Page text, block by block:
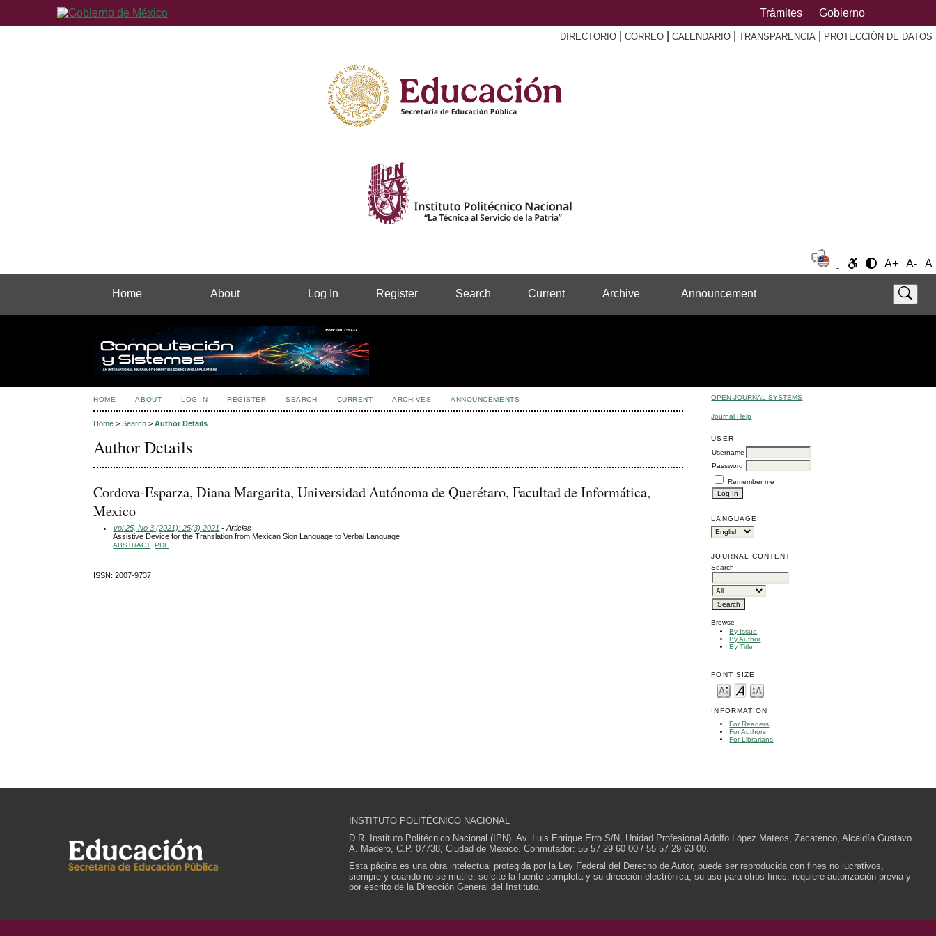
Trámites Gobierno
DIRECTORIO CORREO CALENDARIO TRANSPARENCIA PROTECCIÓN DE DATOS
A+ A- A
Home About Log In Register Search Current Archive Announcement
OPEN JOURNAL SYSTEMS
Journal Help
USER
Username
Password
Remember me
LANGUAGE
JOURNAL CONTENT
Search
Browse
By Issue
By Author
By Title
FONT SIZE
INFORMATION
For Readers
For Authors
For Librarians
HOME ABOUT LOG IN REGISTER SEARCH CURRENT ARCHIVES ANNOUNCEMENTS
Home >Search >Author Details
Author Details
Cordova-Esparza, Diana Margarita, Universidad Autónoma de Querétaro, Facultad de Informática,
Mexico
Vol 25, No 3 (2021): 25(3) 2021 - Articles
Assistive Device for the Translation from Mexican Sign Language to Verbal Language
ABSTRACT PDF
ISSN: 2007-9737
INSTITUTO POLITÉCNICO NACIONAL
D.R. Instituto Politécnico Nacional (IPN). Av. Luis Enrique Erro S/N, Unidad Profesional Adolfo López Mateos, Zacatenco, Alcaldía Gustavo
A. Madero, C.P. 07738, Ciudad de México. Conmutador: 55 57 29 60 00 / 55 57 29 63 00.
Esta página es una obra intelectual protegida por la Ley Federal del Derecho de Autor, puede ser reproducida con fines no lucrativos,
siempre y cuando no se mutile, se cite la fuente completa y su dirección electrónica; su uso para otros fines, requiere autorización previa y
por escrito de la Dirección General del Instituto.